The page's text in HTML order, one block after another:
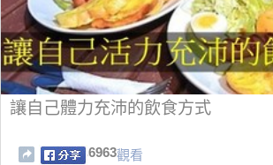
讓自己體力充沛的飲食方式
6963觀看